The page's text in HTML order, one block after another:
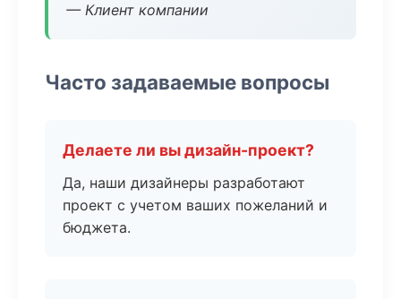
— Клиент компании
Часто задаваемые вопросы
Делаете ли вы дизайн-проект?
Да, наши дизайнеры разработают
проект с учетом ваших пожеланий и
бюджета.